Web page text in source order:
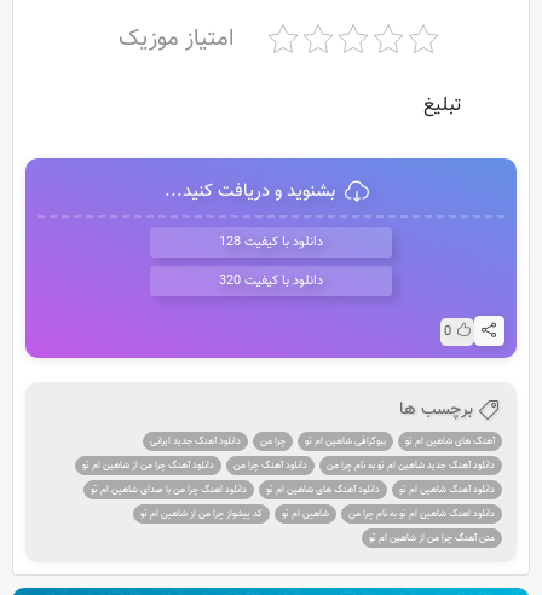
امتیاز موزیک
تبلیغ
بشنوید و دریافت کنید...
دانلود با کیفیت 128
دانلود با کیفیت 320
0
برچسب ها
آهنگ های شاهین ام تو بیوگرافی شاهین ام تو چرا من
دانلود آهنگ جدید ایرانی
دانلود آهنگ جدید شاهین ام تو به نام چرا من
دانلود آهنگ چرا من
دانلود آهنگ چرا من از شاهین ام تو
دانلود آهنگ شاهین ام تو
دانلود آهنگ های شاهین ام تو
دانلود اهنگ چرا من با صدای شاهین ام تو
دانلود اهنگ شاهین ام تو به نام چرا من
شاهین ام تو
کد پیشواز چرا من از شاهین ام تو
متن آهنگ چرا من از شاهین ام تو